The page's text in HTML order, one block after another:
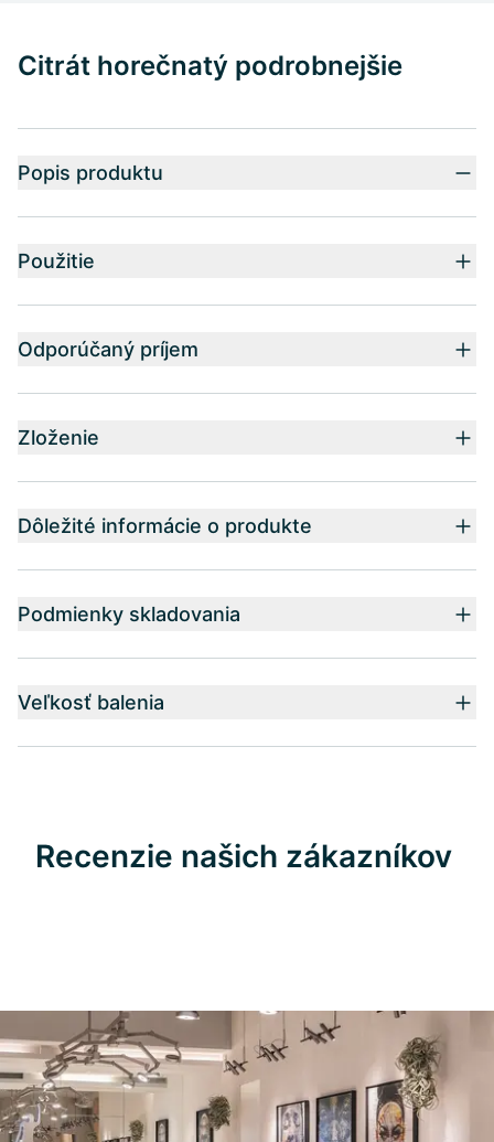
Citrát horečnatý podrobnejšie
Popis produktu
Použitie
Odporúčaný príjem
Zloženie
Dôležité informácie o produkte
Podmienky skladovania
Veľkosť balenia
Recenzie našich zákazníkov